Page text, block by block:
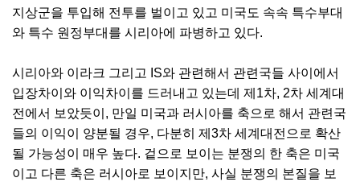
지상군을 투입해 전투를 벌이고 있고 미국도 속속 특수부대
와 특수 원정부대를 시리아에 파병하고 있다.
시리아와 이라크 그리고 IS와 관련해서 관련국들 사이에서
입장차이와 이익차이를 드러내고 있는데 제1차, 2차 세계대
전에서 보았듯이, 만일 미국과 러시아를 축으로 해서 관련국
들의 이익이 양분될 경우, 다분히 제3차 세계대전으로 확산
될 가능성이 매우 높다. 겉으로 보이는 분쟁의 한 축은 미국
이고 다른 축은 러시아로 보이지만, 사실 분쟁의 본질을 보